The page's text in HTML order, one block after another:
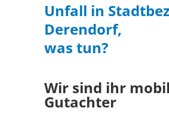
Unfall in
Derendorf,
was tun?
Wir sind ihr
Gutachter